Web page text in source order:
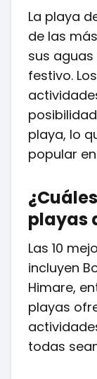
La playa
de las
sus
festivo.
playa, lo
popular
playas
Las 10
incluyen
Himare,
playas
todas